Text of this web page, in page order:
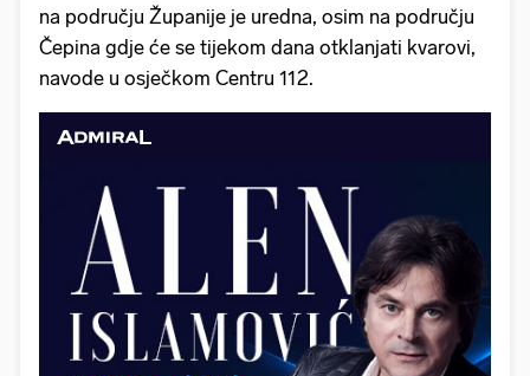
na području Županije je uredna, osim na području
Čepina gdje će se tijekom dana otklanjati kvarovi,
navode u osječkom Centru 112.